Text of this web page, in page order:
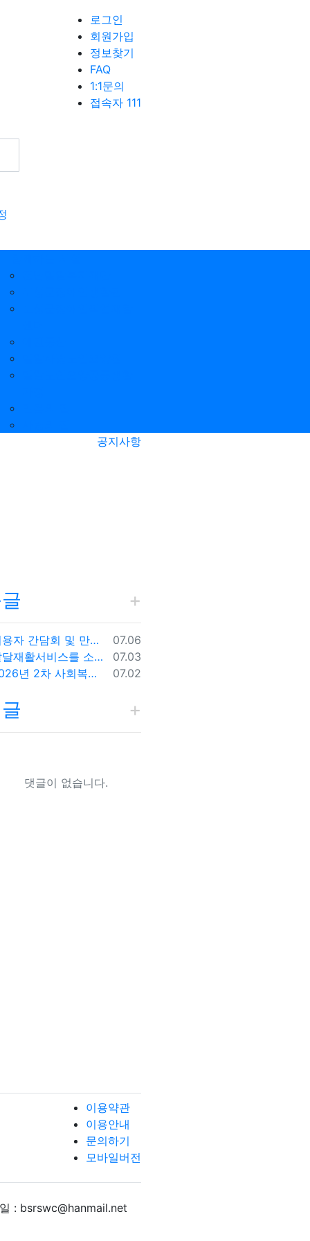
로그인
회원가입
정보찾기
FAQ
1:1문의
접속자 111
공지사항
등록일
07.06
이용자 간담회 및 만족도조사에 따른 조치 및 시정계획
등록일
07.03
발달재활서비스를 소개합니다:)
등록일
07.02
2026년 2차 사회복지실습생 모집안내
댓글이 없습니다.
이용약관
이용안내
문의하기
모바일버전
: bsrswc@hanmail.net